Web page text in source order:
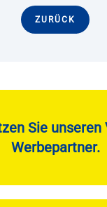
ZURÜCK
Sie unseren
Werbepartner.